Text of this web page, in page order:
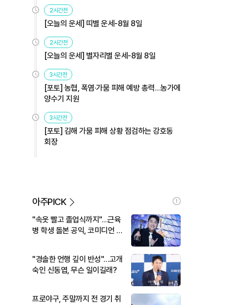
2시간전
[오늘의 운세] 띠별 운세-8월 8일
2시간전
[오늘의 운세] 별자리별 운세-8월 8일
3시간전
[포토] 농협, 폭염·가뭄 피해 예방 총력…농가에
양수기 지원
3시간전
[포토] 김해 가뭄 피해 상황 점검하는 강호동
회장
아주PICK
"속옷 빨고 졸업식까지"…근육
병 학생 돌본 공익, 코미디언 김
"경솔한 언행 깊이 반성"…고개
숙인 신동엽, 무슨 일이길래?
프로야구, 주말까지 전 경기 취